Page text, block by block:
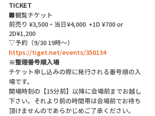
TICKET
■観覧チケット
前売り ¥3,500・当日¥4,000 +1D ¥700 or
2D¥1,200
▽予約（9/30 19時～）
https://tiget.net/events/350134
※整理番号順入場
チケット申し込みの際に発行される番号順の入
場です。
開場時刻の【15分前】以降に会場前までお越し
下さい。それより前の時間帯は会場前でお待ち
頂けませんのであらかじめご了承ください。